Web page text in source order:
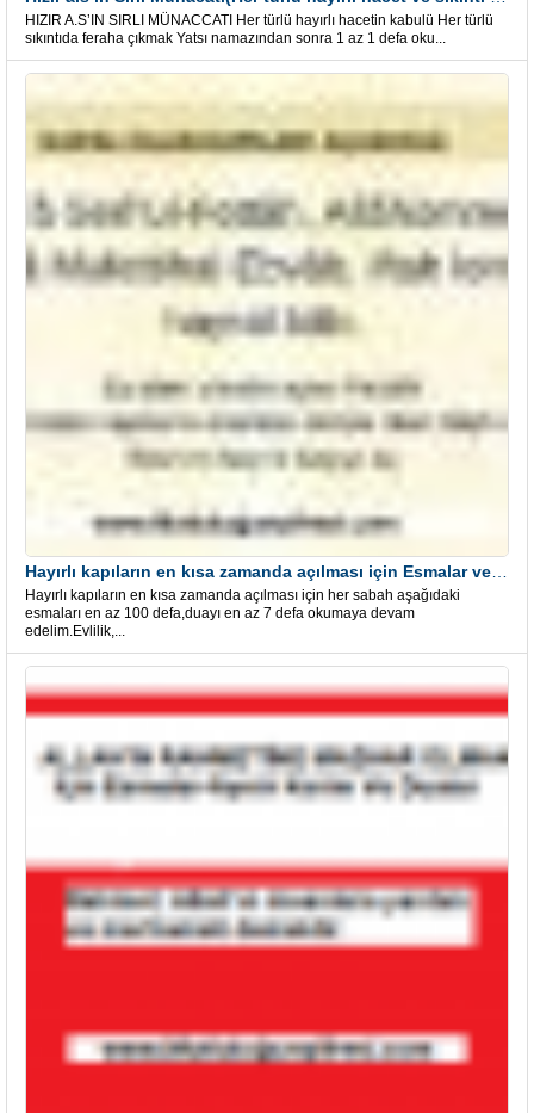
HIZIR A.S’IN SIRLI MÜNACCATI Her türlü hayırlı hacetin kabulü Her türlü
sıkıntıda feraha çıkmak Yatsı namazından sonra 1 az 1 defa oku...
Hayırlı kapıların en kısa zamanda açılması için her sabah aşağıdaki
esmaları en az 100 defa,duayı en az 7 defa okumaya devam
edelim.Evlilik,...